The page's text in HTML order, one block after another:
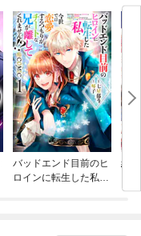
バッドエンド目前のヒ
ロインに転生した私、
結